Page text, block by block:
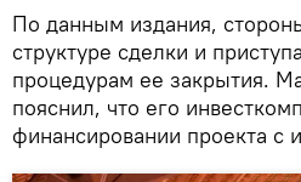
По данным издания,
структуре сделки и
процедурам ее закрытия.
пояснил, что его
финансировании проекта с